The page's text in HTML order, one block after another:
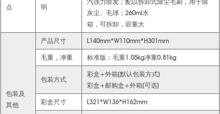
点
明
灰尘、毛球；260ml水
箱，可拆卸，容量大
包装及
其他
产品尺寸 L140mm*W110mm*H301mm
毛重，净重 标准版：毛重1.05kg净重0.81kg
包装方式
彩盒+外箱(默认包装方式)
彩盒+邮购盒+外箱(可选)
彩盒尺寸 L321*W136*H162mm